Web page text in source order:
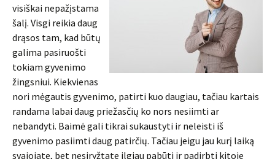
visiškai nepažįstama
šalį. Visgi reikia daug
drąsos tam, kad būtų
galima pasiruošti
tokiam gyvenimo
žingsniui. Kiekvienas
nori mėgautis gyvenimo, patirti kuo daugiau, tačiau kartais
randama labai daug priežasčių ko nors nesiimti ar
nebandyti. Baimė gali tikrai sukaustyti ir neleisti iš
gyvenimo pasiimti daug patirčių. Tačiau jeigu jau kurį laiką
svajojate, bet nesiryžtate ilgiau pabūti ir padirbti kitoje